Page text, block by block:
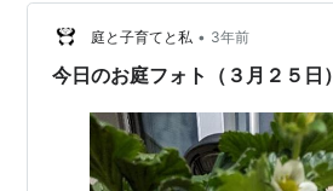
庭と子育てと私 • 3年前
今日のお庭フォト（３月２５日）